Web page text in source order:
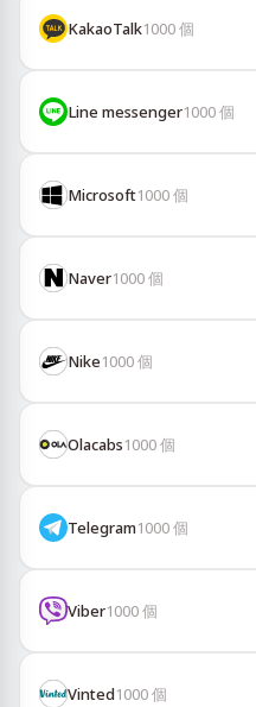
KakaoTalk1000個
Line messenger1000個
Microsoft1000個
Naver1000個
Nike1000個
Olacabs1000個
Telegram1000個
Viber1000個
Vinted1000個